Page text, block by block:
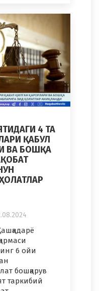
4 ТА
ҚАБУЛ
ВА БОШҚА
6 ойи
бошқарув
таркибий